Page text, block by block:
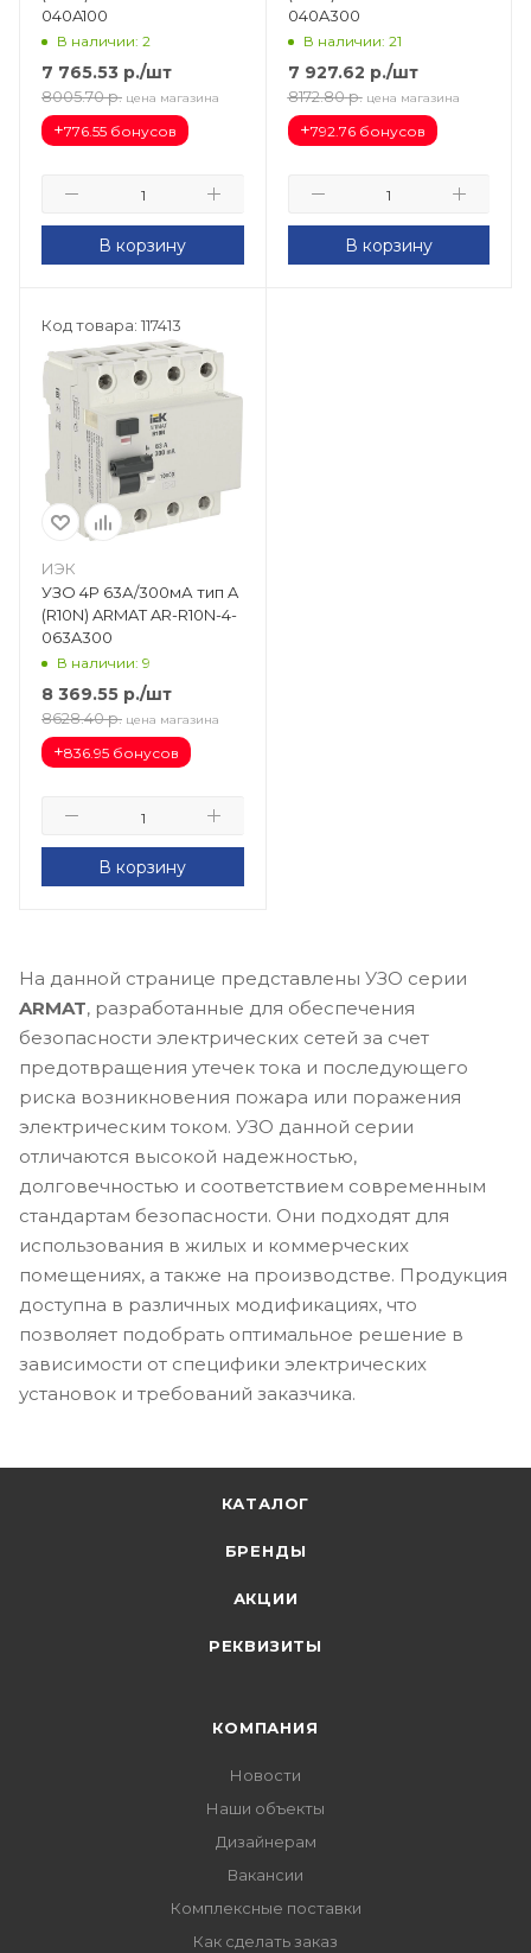
040A100
В наличии: 2
7 765.53 р./шт
8005.70 р. цена магазина
+776.55 бонусов
В корзину
040A300
В наличии: 21
7 927.62 р./шт
8172.80 р. цена магазина
+792.76 бонусов
В корзину
Код товара: 117413
ИЭК
УЗО 4Р 63А/300мА тип A
(R10N) ARMAT AR-R10N-4-
063A300
В наличии: 9
8 369.55 р./шт
8628.40 р. цена магазина
+836.95 бонусов
В корзину
На данной странице представлены УЗО серии
ARMAT, разработанные для обеспечения
безопасности электрических сетей за счет
предотвращения утечек тока и последующего
риска возникновения пожара или поражения
электрическим током. УЗО данной серии
отличаются высокой надежностью,
долговечностью и соответствием современным
стандартам безопасности. Они подходят для
использования в жилых и коммерческих
помещениях, а также на производстве. Продукция
доступна в различных модификациях, что
позволяет подобрать оптимальное решение в
зависимости от специфики электрических
установок и требований заказчика.
КАТАЛОГ
БРЕНДЫ
АКЦИИ
РЕКВИЗИТЫ
КОМПАНИЯ
Новости
Наши объекты
Дизайнерам
Вакансии
Комплексные поставки
Как сделать заказ